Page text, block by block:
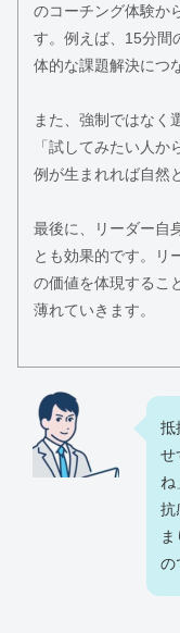
のコーチング体験か
す。例えば、15分間
体的な課題解決につ
また、強制ではなく
「試してみたい人
例が生まれれば自然
最後に、リーダー自
とも効果的です。リ
の価値を体現するこ
薄れていきます。
抵
せ
ね
抗
の